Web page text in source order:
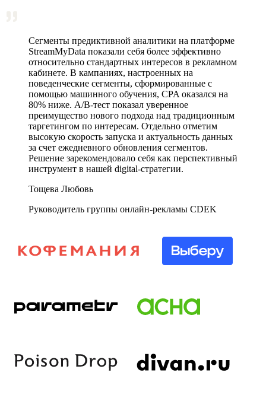
Сегменты предиктивной аналитики на платформе
StreamMyData показали себя более эффективно
относительно стандартных интересов в рекламном
кабинете. В кампаниях, настроенных на
поведенческие сегменты, сформированные с
помощью машинного обучения, CPA оказался на
80% ниже. A/B‑тест показал уверенное
преимущество нового подхода над традиционным
таргетингом по интересам. Отдельно отметим
высокую скорость запуска и актуальность данных
за счет ежедневного обновления сегментов.
Решение зарекомендовало себя как перспективный
инструмент в нашей digital-стратегии.
Тощева Любовь
Руководитель группы онлайн-рекламы CDEK